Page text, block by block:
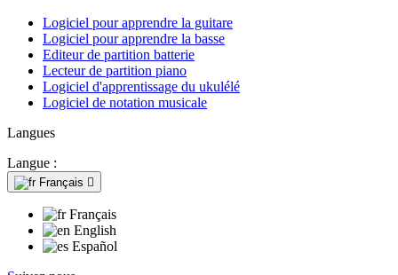
Logiciel pour apprendre la guitare
Logiciel pour apprendre la basse
Editeur de partition batterie
Lecteur de partition piano
Logiciel d'apprentissage du ukulélé
Logiciel de notation musicale
Langues
Langue :
Français 
Français
English
Español